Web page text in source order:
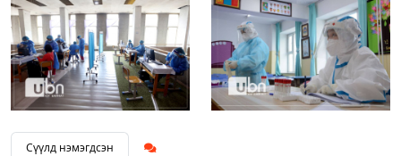
Сүүлд нэмэгдсэн